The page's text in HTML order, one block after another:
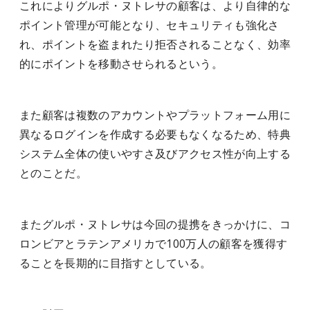
これによりグルポ・ヌトレサの顧客は、より自律的な
ポイント管理が可能となり、セキュリティも強化さ
れ、ポイントを盗まれたり拒否されることなく、効率
的にポイントを移動させられるという。
また顧客は複数のアカウントやプラットフォーム用に
異なるログインを作成する必要もなくなるため、特典
システム全体の使いやすさ及びアクセス性が向上する
とのことだ。
またグルポ・ヌトレサは今回の提携をきっかけに、コ
ロンビアとラテンアメリカで100万人の顧客を獲得す
ることを長期的に目指すとしている。